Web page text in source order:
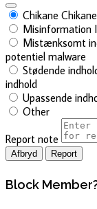
Chikane
Misinformation
Mistænksomt
potentiel malware
Stødende
indhold
Upassende
Other
Report note
Report
Block